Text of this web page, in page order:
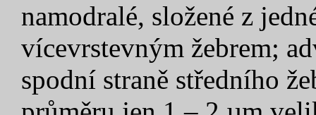
namodralé, složené z
vícevrstevným žebrem;
spodní straně středního